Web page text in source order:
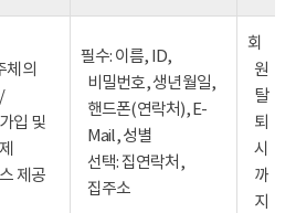
체의
입 및
제공
필수: 이름, ID,
비밀번호, 생년월일,
핸드폰(연락처), E-
Mail, 성별
선택: 집연락처,
집주소
회
원
탈
퇴
시
까
지